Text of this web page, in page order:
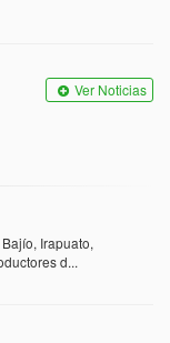
Ver Noticias
Irapuato,
d...